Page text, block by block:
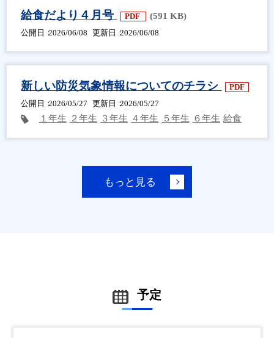
給食だより４月号 PDF (591 KB)
公開日 2026/06/08 更新日 2026/06/08
新しい防災気象情報についてのチラシ
PDF
公開日
2026/05/27 更新日 2026/05/27
１年生 ２年生 ３年生 ４年生 ５年生 ６年生 給食
もっと見る
予定